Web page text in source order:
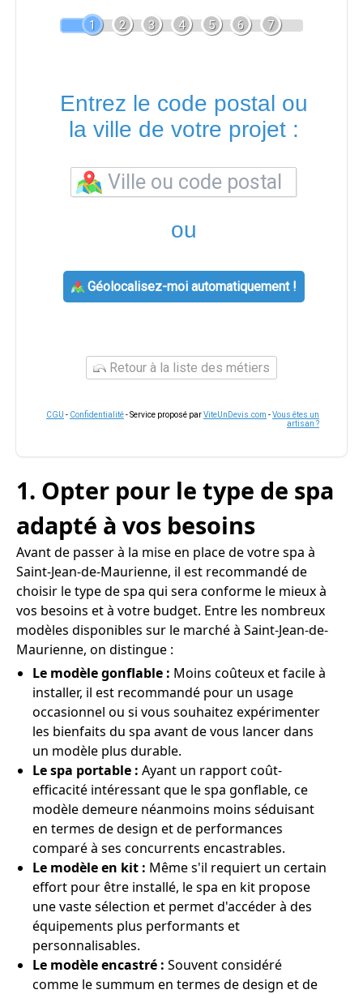
1 2 3 4 5 6 7
Entrez le code postal ou
la ville de votre projet :
ou
Géolocalisez-moi automatiquement !
Retour à la liste des métiers
CGU - Confidentialité- Service proposé parViteUnDevis.com -Vous êtes un
artisan ?
1. Opter pour le type de spa
adapté à vos besoins
Avant de passer à la mise en place de votre spa à
Saint-Jean-de-Maurienne, il est recommandé de
choisir le type de spa qui sera conforme le mieux à
vos besoins et à votre budget. Entre les nombreux
modèles disponibles sur le marché à Saint-Jean-de-
Maurienne, on distingue :
Le modèle gonflable : Moins coûteux et facile à
installer, il est recommandé pour un usage
occasionnel ou si vous souhaitez expérimenter
les bienfaits du spa avant de vous lancer dans
un modèle plus durable.
Le spa portable : Ayant un rapport coût-
efficacité intéressant que le spa gonflable, ce
modèle demeure néanmoins moins séduisant
en termes de design et de performances
comparé à ses concurrents encastrables.
Le modèle en kit : Même s'il requiert un certain
effort pour être installé, le spa en kit propose
une vaste sélection et permet d'accéder à des
équipements plus performants et
personnalisables.
Le modèle encastré : Souvent considéré
comme le summum en termes de design et de